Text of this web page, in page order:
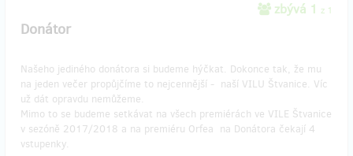
zbývá 1 z 1
Donátor
Našeho jediného donátora si budeme hýčkat. Dokonce tak, že mu
na jeden večer propůjčíme to nejcennější - naší VILU Štvanice. Víc
už dát opravdu nemůžeme.
Mimo to se budeme setkávat na všech premiérách ve VILE Štvanice
v sezóně 2017/2018 a na premiéru Orfea na Donátora čekají 4
vstupenky.